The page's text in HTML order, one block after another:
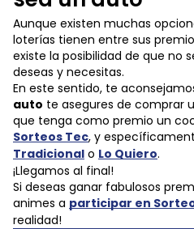
Aunque existen muchas
loterías tienen entre sus
existe la posibilidad de que no
deseas y necesitas.
En este sentido, te
auto te asegures de comprar
que tenga como premio un
Sorteos Tec, y
Tradicional o Lo Quiero.
¡Llegamos al final!
Si deseas ganar fabulosos
animes a participar en
realidad!